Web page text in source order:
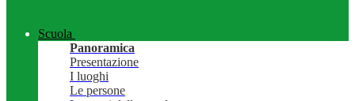
Scuola
Panoramica
Presentazione
I luoghi
Le persone